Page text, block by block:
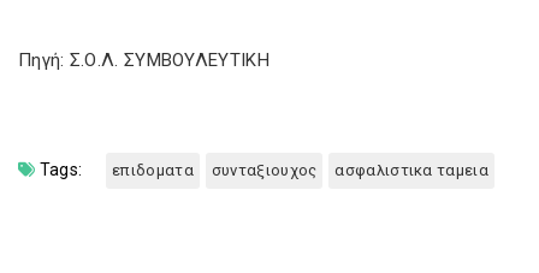
Πηγή: Σ.Ο.Λ. ΣΥΜΒΟΥΛΕΥΤΙΚΗ
Tags: επιδοματα συνταξιουχος ασφαλιστικα ταμεια